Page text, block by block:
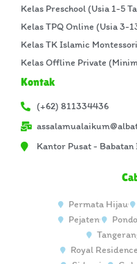
Kelas Preschool (Usia 1-5
Kelas TPQ Online (Usia 3-
Kelas TK Islamic
Kelas Offline Private
Kontak
(+62) 811334436
Kantor Pusat - Babatan
Permata Hijau
Pejaten
Royal